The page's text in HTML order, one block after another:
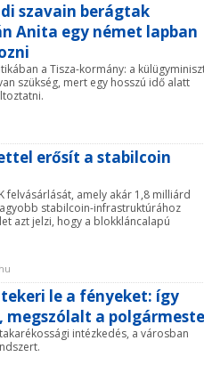
szavain berágtak
Anita egy német lapban
a Tisza-kormány: a
szükség, mert egy hosszú idő alatt
erősít a stabilcoin
felvásárlását, amely akár 1,8 milliárd
stabilcoin-infrastruktúrához
azt jelzi, hogy a blokkláncalapú
le a fényeket: így
megszólalt a
intézkedés, a városban